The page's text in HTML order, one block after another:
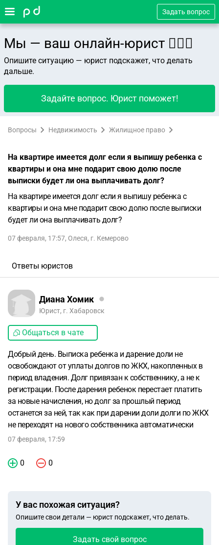
Задать вопрос
Мы — ваш онлайн-юрист 👨🏻‍⚖️
Опишите ситуацию — юрист подскажет, что делать
дальше.
Задайте вопрос. Юрист поможет!
Вопросы Недвижимость Жилищное право
На квартире имеется долг если я выпишу ребенка с
квартиры и она мне подарит свою долю после
выписки будет ли она выплачивать долг?
На квартире имеется долг если я выпишу ребенка с
квартиры и она мне подарит свою долю после выписки
будет ли она выплачивать долг?
07 февраля, 17:57, Олеся, г. Кемерово
Ответы юристов
Диана Хомик
Юрист, г. Хабаровск
Общаться в чате
Добрый день. Выписка ребенка и дарение доли не
освобождают от уплаты долгов по ЖКХ, накопленных в
период владения. Долг привязан к собственнику, а не к
регистрации. После дарения ребенок перестает платить
за новые начисления, но долг за прошлый период
останется за ней, так как при дарении доли долги по ЖКХ
не переходят на нового собственника автоматически
07 февраля, 17:59
0 0
У вас похожая ситуация?
Опишите свои детали — юрист подскажет, что делать.
Задать свой вопрос